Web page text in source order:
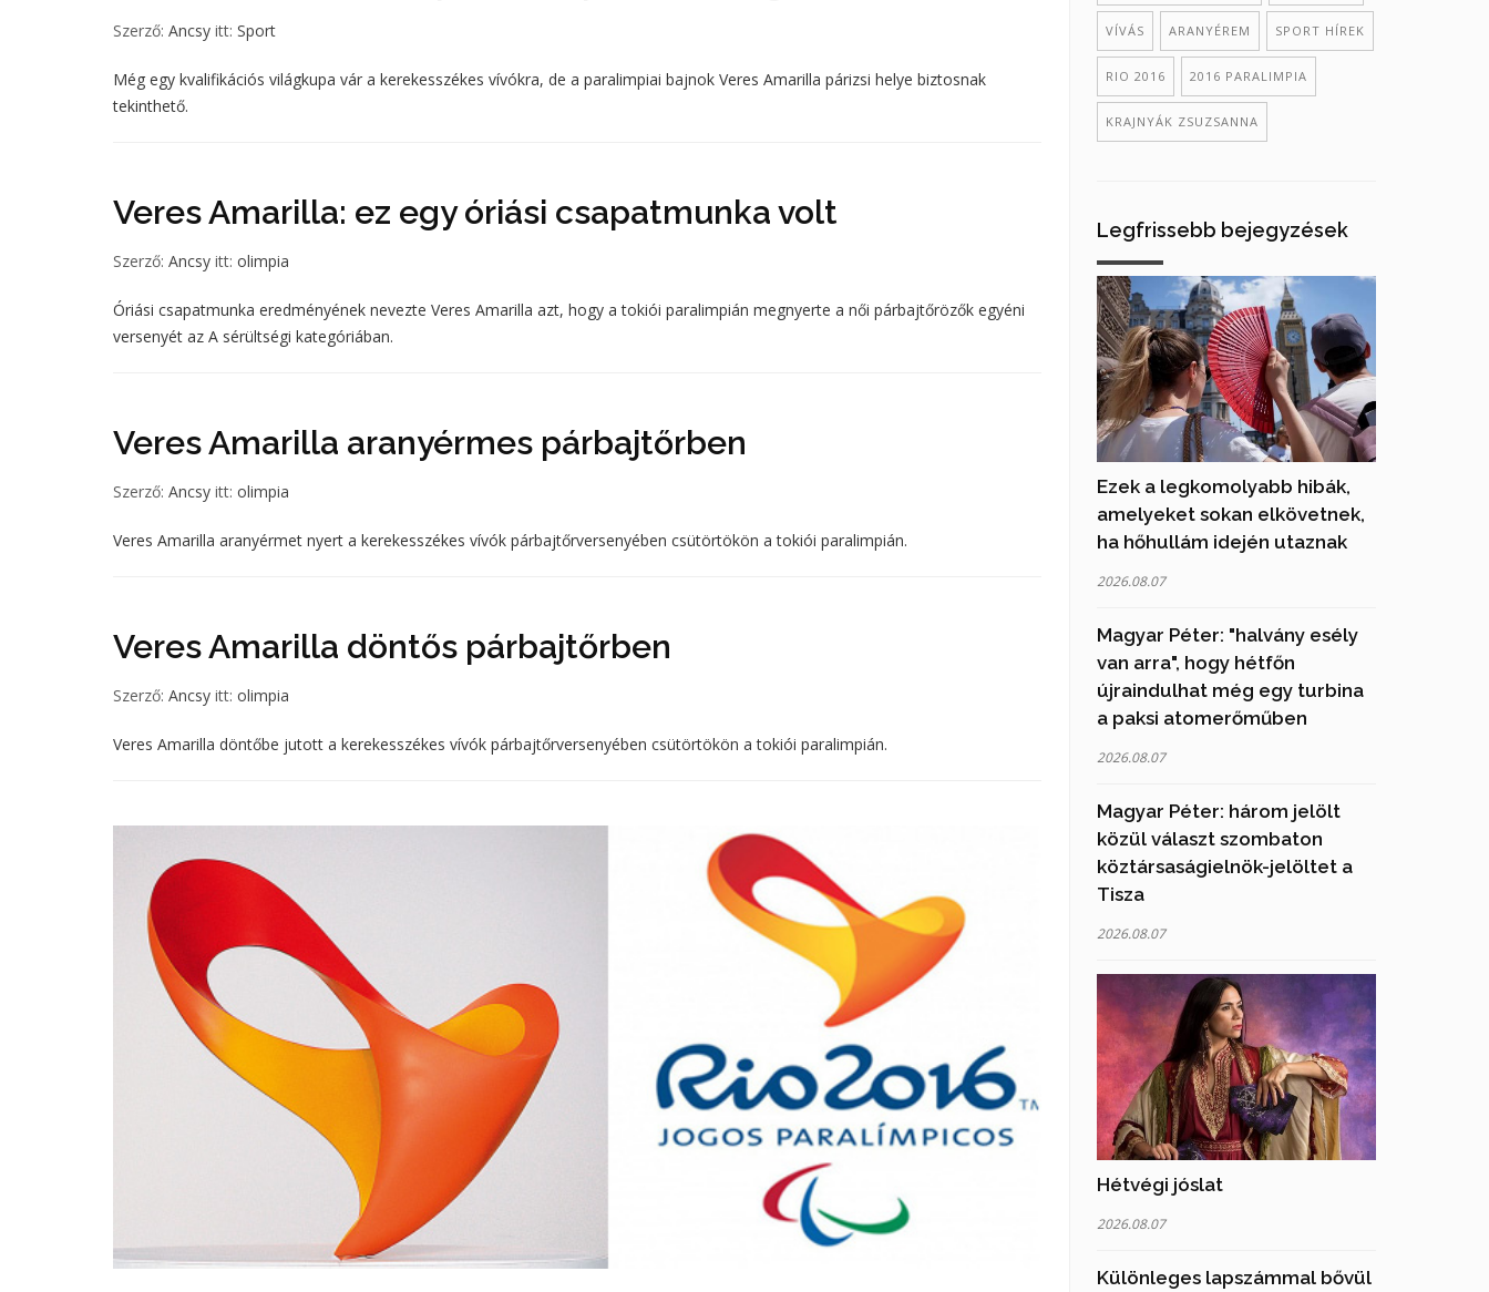
Szerző: Ancsy itt: Sport
Még egy kvalifikációs világkupa vár a kerekesszékes vívókra, de a paralimpiai bajnok Veres Amarilla párizsi helye biztosnak
tekinthető.
Veres Amarilla: ez egy óriási csapatmunka volt
Szerző: Ancsy itt: olimpia
Óriási csapatmunka eredményének nevezte Veres Amarilla azt, hogy a tokiói paralimpián megnyerte a női párbajtőrözők egyéni
versenyét az A sérültségi kategóriában.
Veres Amarilla aranyérmes párbajtőrben
Szerző: Ancsy itt: olimpia
Veres Amarilla aranyérmet nyert a kerekesszékes vívók párbajtőrversenyében csütörtökön a tokiói paralimpián.
Veres Amarilla döntős párbajtőrben
Szerző: Ancsy itt: olimpia
Veres Amarilla döntőbe jutott a kerekesszékes vívók párbajtőrversenyében csütörtökön a tokiói paralimpián.
VÍVÁS ARANYÉREM SPORT HÍREK
RIO 2016 2016 PARALIMPIA
KRAJNYÁK ZSUZSANNA
Legfrissebb bejegyzések
Ezek a legkomolyabb hibák,
amelyeket sokan elkövetnek,
ha hőhullám idején utaznak
2026.08.07
Magyar Péter: "halvány esély
van arra", hogy hétfőn
újraindulhat még egy turbina
a paksi atomerőműben
2026.08.07
Magyar Péter: három jelölt
közül választ szombaton
köztársaságielnök-jelöltet a
Tisza
2026.08.07
Hétvégi jóslat
2026.08.07
Különleges lapszámmal bővül